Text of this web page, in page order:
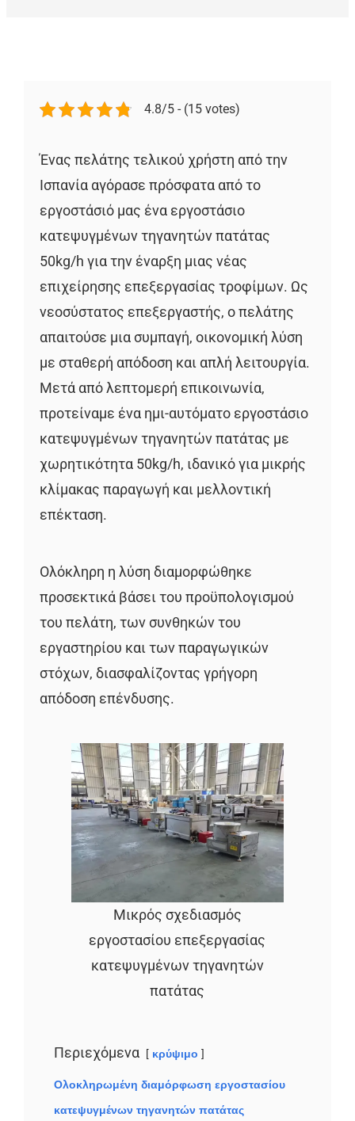
4.8/5 - (15 votes)
Ένας πελάτης τελικού χρήστη από την
Ισπανία αγόρασε πρόσφατα από το
εργοστάσιό μας ένα εργοστάσιο
κατεψυγμένων τηγανητών πατάτας
50kg/h για την έναρξη μιας νέας
επιχείρησης επεξεργασίας τροφίμων. Ως
νεοσύστατος επεξεργαστής, ο πελάτης
απαιτούσε μια συμπαγή, οικονομική λύση
με σταθερή απόδοση και απλή λειτουργία.
Μετά από λεπτομερή επικοινωνία,
προτείναμε ένα ημι-αυτόματο εργοστάσιο
κατεψυγμένων τηγανητών πατάτας με
χωρητικότητα 50kg/h, ιδανικό για μικρής
κλίμακας παραγωγή και μελλοντική
επέκταση.
Ολόκληρη η λύση διαμορφώθηκε
προσεκτικά βάσει του προϋπολογισμού
του πελάτη, των συνθηκών του
εργαστηρίου και των παραγωγικών
στόχων, διασφαλίζοντας γρήγορη
απόδοση επένδυσης.
Μικρός σχεδιασμός
εργοστασίου επεξεργασίας
κατεψυγμένων τηγανητών
πατάτας
Περιεχόμενα κρύψιμο
Ολοκληρωμένη διαμόρφωση εργοστασίου
κατεψυγμένων τηγανητών πατάτας